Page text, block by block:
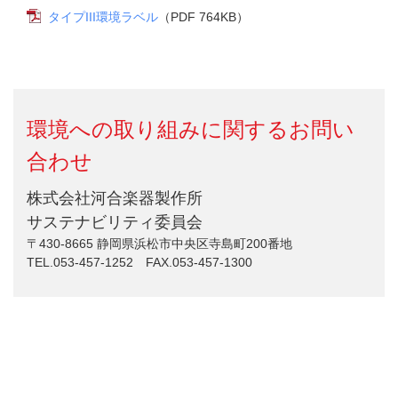
タイプIII環境ラベル （PDF 764KB）
環境への取り組みに関するお問い
合わせ
株式会社河合楽器製作所
サステナビリティ委員会
〒430-8665 静岡県浜松市中央区寺島町200番地
TEL.053-457-1252 FAX.053-457-1300